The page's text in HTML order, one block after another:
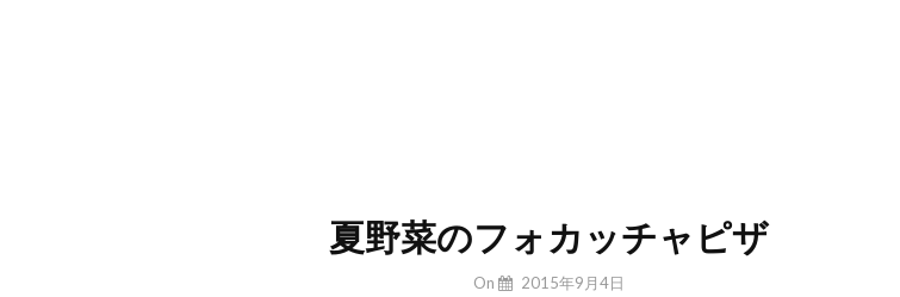
夏野菜のフォカッチャピザ
By
On 2015年9月4日